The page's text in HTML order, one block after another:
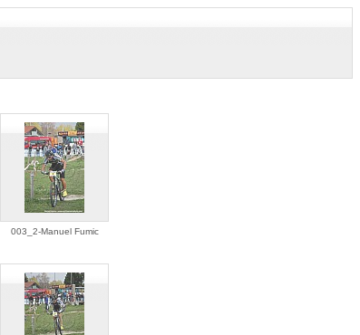
003_2-Manuel Fumic